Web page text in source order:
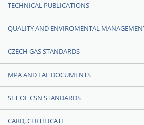
TECHNICAL PUBLICATIONS
QUALITY AND ENVIROMENTAL
CZECH GAS STANDARDS
MPA AND EAL DOCUMENTS
SET OF CSN STANDARDS
CARD, CERTIFICATE